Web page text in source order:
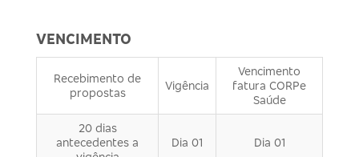
VENCIMENTO
Recebimento de
propostas
Vigência
Vencimento
fatura CORPe
Saúde
20 dias
antecedentes a
Dia 01 Dia 01